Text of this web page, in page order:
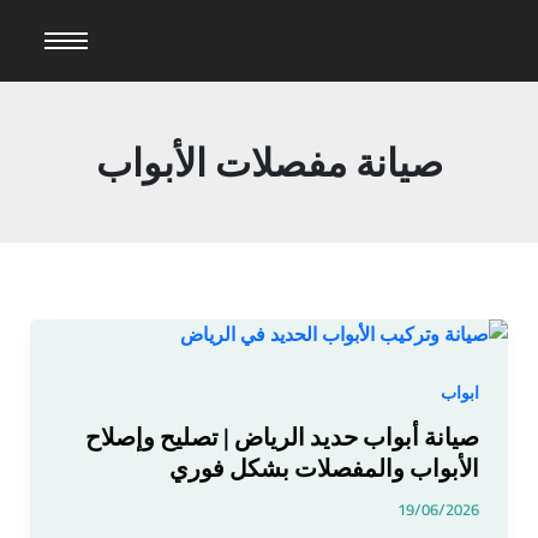
صيانة مفصلات الأبواب
ابواب
صيانة أبواب حديد الرياض | تصليح وإصلاح
الأبواب والمفصلات بشكل فوري
19/06/2026
صيانة
حديد
الرياض
|
تصليح
وإصلاح